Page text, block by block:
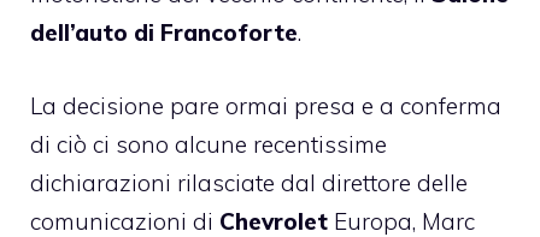
dell’auto di Francoforte.
La decisione pare ormai presa e a conferma
di ciò ci sono alcune recentissime
dichiarazioni rilasciate dal direttore delle
comunicazioni di Chevrolet Europa, Marc